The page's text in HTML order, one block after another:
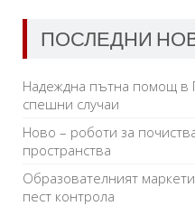
ПОСЛЕДНИ
Надеждна пътна помощ в
спешни случаи
Ново – роботи за
пространства
Образователният
пест контрола